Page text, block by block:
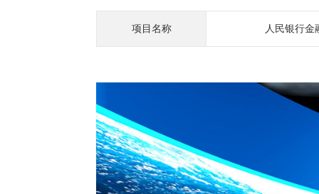
项目名称 人民银行金